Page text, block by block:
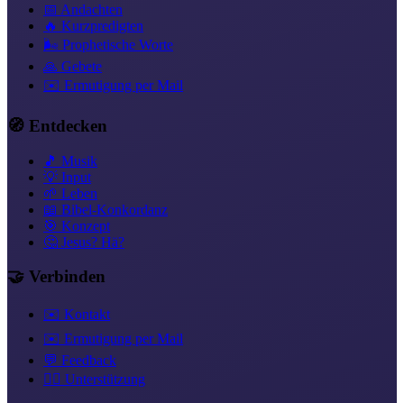
📅 Andachten
🔥 Kurzpredigten
🌬️ Prophetische Worte
🙏 Gebete
✉️ Ermutigung per Mail
🧭 Entdecken
🎵 Musik
💡 Input
🌱 Leben
📖 Bibel-Konkordanz
🎯 Konzept
🤔 Jesus? Hä?
🤝 Verbinden
✉️ Kontakt
✉️ Ermutigung per Mail
💬 Feedback
❤️‍🔥 Unterstützung